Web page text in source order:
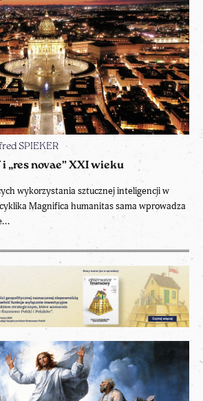
SPIEKER
i „res novae” XXI wieku
wykorzystania sztucznej inteligencji w
Magnifica humanitas sama wprowadza